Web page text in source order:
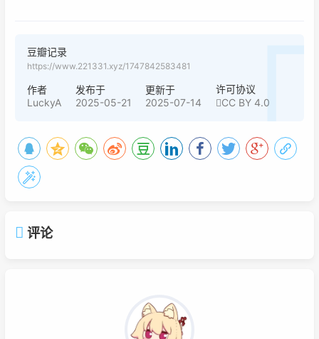
豆瓣记录
https://www.221331.xyz/1747842583481
作者
LuckyA
发布于
2025-05-21
更新于
2025-07-14
许可协议
CC BY 4.0
评论